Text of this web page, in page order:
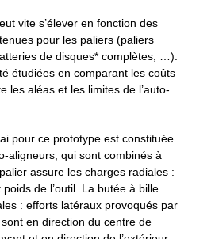
vite s’élever en fonction des
pour les paliers (paliers
de disques* complètes, …).
étudiées en comparant les coûts
les aléas et les limites de l’auto-
pour ce prototype est constituée
aligneurs, qui sont combinés à
assure les charges radiales :
de l’outil. La butée à bille
: efforts latéraux provoqués par
en direction du centre de